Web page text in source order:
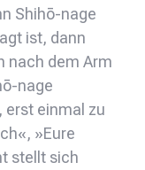
Shihō-nage
ist, dann
nach dem Arm
nage
erst einmal zu
»Eure
stellt sich